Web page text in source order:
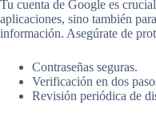
Tu cuenta de Google es
aplicaciones, sino también
información. Asegúrate de
Contraseñas seguras.
Verificación en dos
Revisión periódica de